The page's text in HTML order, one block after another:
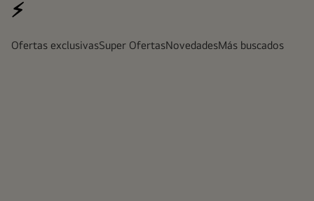
⚡
Ofertas exclusivasSuper OfertasNovedadesMás buscados